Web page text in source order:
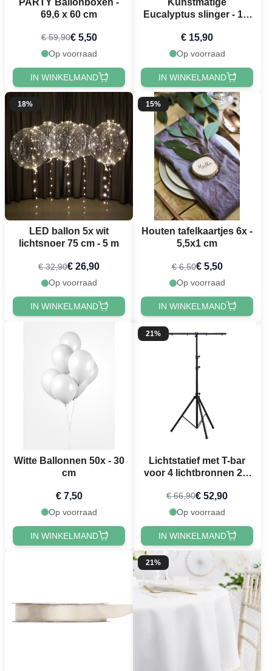
69,6 x 60 cm
€ 59,90€ 5,50
Op voorraad
IN WINKELMAND
Eucalyptus slinger - 1,8
€ 15,90
Op voorraad
IN WINKELMAND
18%
LED ballon 5x wit
lichtsnoer 75 cm - 5 m
€ 32,90€ 26,90
Op voorraad
IN WINKELMAND
15%
Houten tafelkaartjes 6x -
5,5x1 cm
€ 6,50€ 5,50
Op voorraad
IN WINKELMAND
Witte Ballonnen 50x - 30
cm
€ 7,50
Op voorraad
IN WINKELMAND
21%
Lichtstatief met T-bar
voor 4 lichtbronnen 2,8
€ 66,90€ 52,90
Op voorraad
IN WINKELMAND
21%